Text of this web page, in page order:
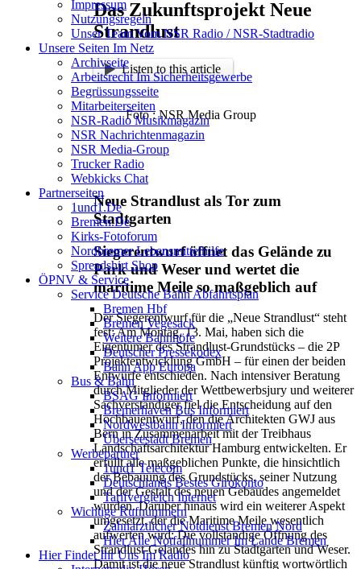
Impressum
Nutzungsregeln
Unser Team Vom NSR Radio / NSR-Stadtradio
Unsere Seiten Im Netz
Archivseite
Arbeitsrecht Im Sicherheitsgewerbe
Begrüssungsseite
Mitarbeiterseiten
NSR-Radio Musikmagazin
NSR Nachrichtenmagazin
NSR Media-Group
Trucker Radio
Webkicks Chat
Partnerseiten
1und1.de
Bremen.de
Kirks-Fotoforum
Nordbremer Lebensmittelhilfe
Spreadshirt Shop
ÖPNV & Service
Service Deutsche Bahn Abfahrtsplan
Bremen Hbf
Bremen Vegesack
Weitere Bahnhöfe
Deutscher Pressekodex
Bahn App Europa
Bus & Bahn
BSAG Informiert
Bremerhaven Bus Informiert
Nordwestbahn Informiert
Überseestadt Bremen
Werbepartner
1und1 Telecom
Deutschlands Bestes Girokonto
Tarifvergleich Internet
Wichtige Rufnummern
Zahnärztlicher Notdienst Bremen Nord
Hier Alle Notfallnummer Im Lande Bremen
Hier Findet Ihr Uns Im Radio
Das Zukunftsprojekt Neue
Strandlust
Listen to this article
Foto : NSR Media Group
Neue Strandlust als Tor zum
Stadtgarten
Siegerentwurf öffnet das Gelände zu
Park und Weser und wertet die
maritime Meile so maßgeblich auf
Der Siegerentwurf für die „Neue Strandlust“ steht
fest: Am Montag, 13. Mai, haben sich die
Eigentümer des Strandlust-Grundstücks – die 2P
Projektentwicklung GmbH – für einen der beiden
Entwürfe entschieden. Nach intensiver Beratung
durch Mitglieder der Wettbewerbsjury und weiterer
Sachverständiger fiel die Entscheidung auf den
Hochbauentwurf, den die Architekten GWJ aus
Bern in Zusammenarbeit mit der Treibhaus
Landschaftsarchitektur Hamburg entwickelten. Er
erfüllt alle maßgeblichen Punkte, die hinsichtlich
der Bebauung des Grundstücks, seiner Nutzung
und der Gestalt des neuen Gebäudes angemeldet
wurden. Darüber hinaus wird ein weiterer Aspekt
umgesetzt, der die Maritime Meile wesentlich
aufwerten wird: Die vollständige Öffnung des
Strandlust-Geländes hin zu Stadtgarten und Weser.
Damit ist die neue Strandlust künftig wortwörtlich